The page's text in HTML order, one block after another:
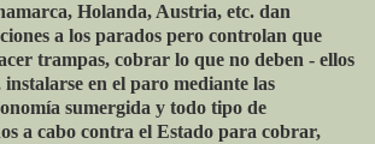
Holanda, Austria, etc. dan
a los parados pero controlan que
trampas, cobrar lo que no deben - ellos
en el paro mediante las
sumergida y todo tipo de
a cabo contra el Estado para cobrar,